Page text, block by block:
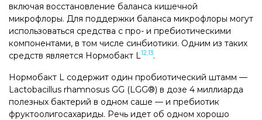
включая восстановление баланса кишечной
микрофлоры. Для поддержки баланса микрофлоры могут
использоваться средства с про- и пребиотическими
компонентами, в том числе синбиотики. Одним из таких
средств является Нормобакт L12,13.
Нормобакт L содержит один пробиотический штамм —
Lactobacillus rhamnosus GG (LGG®) в дозе 4 миллиарда
полезных бактерий в одном саше — и пребиотик
фруктоолигосахариды. Речь идет об одном хорошо